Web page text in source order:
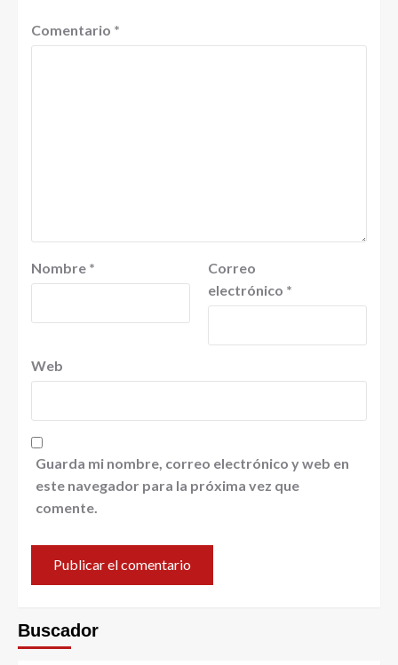
Comentario *
Nombre *
Correo
electrónico *
Web
Guarda mi nombre, correo electrónico y web en
este navegador para la próxima vez que
comente.
Buscador